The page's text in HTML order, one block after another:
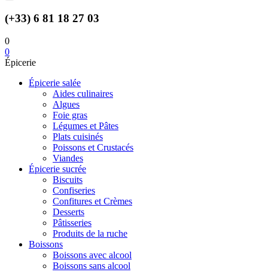
(+33) 6 81 18 27 03
0
0
Épicerie
Épicerie salée
Aides culinaires
Algues
Foie gras
Légumes et Pâtes
Plats cuisinés
Poissons et Crustacés
Viandes
Épicerie sucrée
Biscuits
Confiseries
Confitures et Crèmes
Desserts
Pâtisseries
Produits de la ruche
Boissons
Boissons avec alcool
Boissons sans alcool